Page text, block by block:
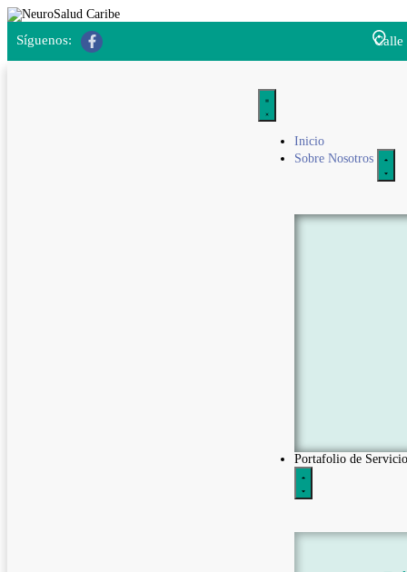
Síguenos: Calle
Inicio
Sobre Nosotros
Portafolio de